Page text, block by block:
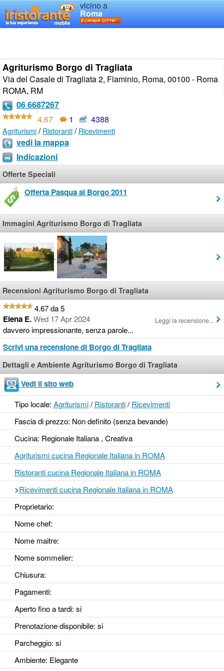
vicino a
Roma
Agriturismo Borgo di Tragliata
Via del Casale di Tragliata 2, Flaminio, Roma, 00100 - Roma
ROMA, RM
06 6687267
4.67
1 4388
Agriturismi/Ristoranti/Ricevimenti
vedi la mappa
Indicazioni
Offerte Speciali
Offerta Pasqua al Borgo 2011
Immagini Agriturismo Borgo di Tragliata
Recensioni Agriturismo Borgo di Tragliata
4.67 da 5
Elena E.Wed 17 Apr 2024
davvero impressionante, senza parole...
Leggi la recensione...
Scrivi una recensione di Borgo di Tragliata
Dettagli e Ambiente Agriturismo Borgo di Tragliata
Vedi il sito web
Tipo locale: Agriturismi/Ristoranti/Ricevimenti
Fascia di prezzo: Non definito (senza bevande)
Cucina: Regionale Italiana , Creativa
Agriturismi cucina Regionale Italiana in ROMA
Ristoranti cucina Regionale Italiana in ROMA
>Ricevimenti cucina Regionale Italiana in ROMA
Proprietario:
Nome chef:
Nome maitre:
Nome sommelier:
Chiusura:
Pagamenti:
Aperto fino a tardi: si
Prenotazione disponibile: si
Parcheggio: si
Ambiente: Elegante